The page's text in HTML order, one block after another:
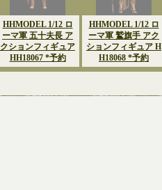
HHMODEL 1/12 ロ
ーマ軍 五十夫長 ア
クションフィギュア
HH18067 *予約
HHMODEL 1/12 ロ
ーマ軍 鷲旗手 アク
ションフィギュア H
H18068 *予約